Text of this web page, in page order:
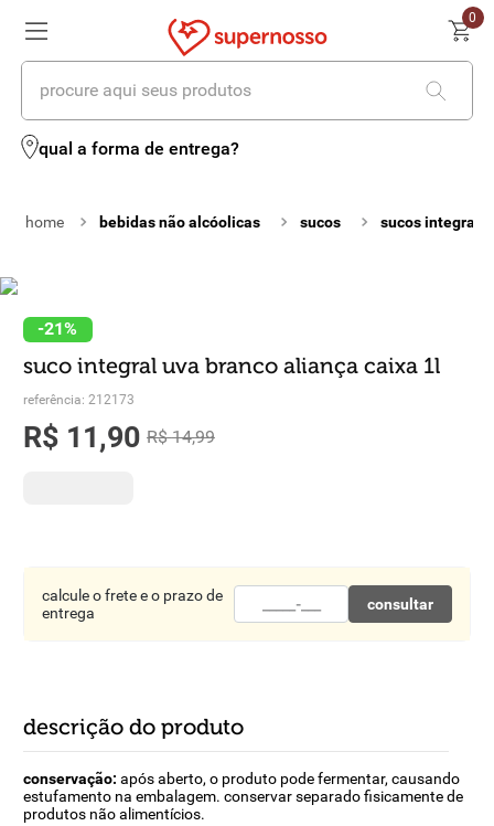
0
procure aqui seus produtos
qual a forma de entrega?
bebidas não alcóolicas sucos sucos integrais
-21%
suco integral uva branco aliança caixa 1l
referência: 212173
R$ 11,90 R$ 14,99
calcule o frete e o prazo de
entrega
consultar
descrição do produto
conservação: após aberto, o produto pode fermentar, causando
estufamento na embalagem. conservar separado fisicamente de
produtos não alimentícios.
termos mais buscados
2º leite
4º iogurte
5º vinhos
10º chocolate